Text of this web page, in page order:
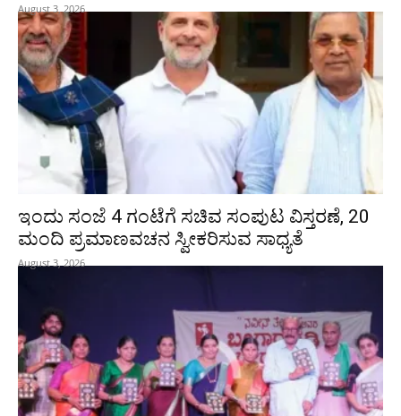
August 3, 2026
ಇಂದು ಸಂಜೆ 4 ಗಂಟೆಗೆ ಸಚಿವ ಸಂಪುಟ ವಿಸ್ತರಣೆ, 20
ಮಂದಿ ಪ್ರಮಾಣವಚನ ಸ್ವೀಕರಿಸುವ ಸಾಧ್ಯತೆ
August 3, 2026